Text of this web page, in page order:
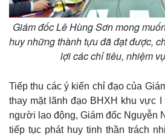
Giám đốc Lê Hùng Sơn mong
huy những thành tựu đã đạt được,
lợi các chỉ tiêu, nhiệm
Tiếp thu các ý kiến chỉ đạo của
thay mặt lãnh đạo BHXH khu vực
người lao động, Giám đốc Nguyễn
tiếp tục phát huy tinh thần trách